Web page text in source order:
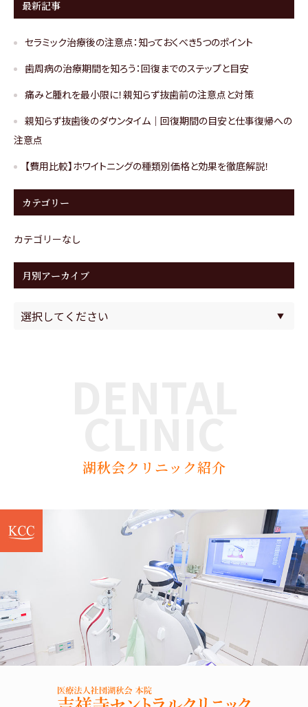
最新記事
セラミック治療後の注意点：知っておくべき5つのポイント
歯周病の治療期間を知ろう：回復までのステップと目安
痛みと腫れを最小限に！親知らず抜歯前の注意点と対策
親知らず抜歯後のダウンタイム｜回復期間の目安と仕事復帰への
注意点
【費用比較】ホワイトニングの種類別価格と効果を徹底解説！
カテゴリー
カテゴリーなし
月別アーカイブ
湖秋会クリニック紹介